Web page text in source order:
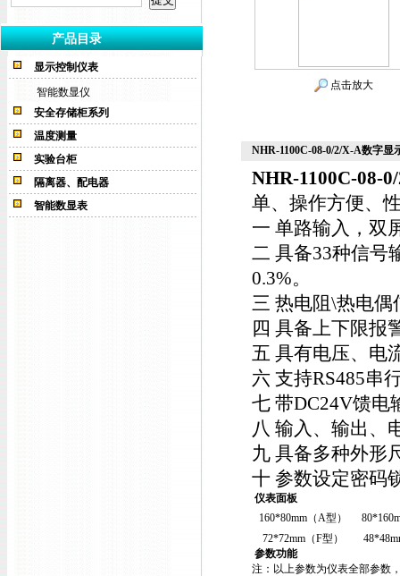
产品目录
显示控制仪表
智能数显仪
安全存储柜系列
温度测量
实验台柜
隔离器、配电器
智能数显表
点击放大
NHR-1100C-08-0/2/X-A数字显
NHR-1100C-08-
单、操作方便、
一 单路输入，双
二 具备33种信号
0.3%。
三 热电阻\热电
四 具备上下限报
五 具有电压、电
六 支持RS485串
七 带DC24V馈电
八 输入、输出、
九 具备多种外形
十 参数设定密码
仪表面板
160*80mm（A型）
72*72mm（F型）
参数功能
注：以上参数为仪表全部参数